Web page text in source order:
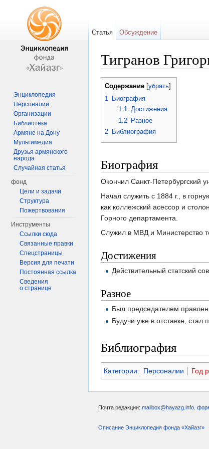
Тигранов
Содержание убрать
1 Биография
1.1 Достижения
1.2
Разное
2 Библиография
Биография
Окончил Санкт-Петербургский
Начал служить с 1884 г., в
как коллежский асессор и
Горного департамента.
Служил в МВД и Министерство
Достижения
Действительный статский
Разное
Был председателем
Будучи уже в отставке, стал
Библиография
Категории: Персоналии Год
Статья Обсуждение
Энциклопедия
Персоналии
Организации
Библиотека
Армяне на Дону
Мультимедиа
Друзья армянского
народа
Случайная статья
фонд
Цели и задачи
Структура
Пожертвования
Инструменты
Ссылки сюда
Связанные правки
Спецстраницы
Версия для печати
Постоянная ссылка
Сведения
о странице
Почта редакции: mailbox@hayazg.info
Описание Энциклопедия фонда «Хайазг»